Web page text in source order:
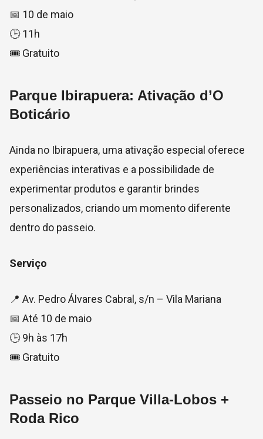
📅 10 de maio
🕒 11h
🎟️ Gratuito
Parque Ibirapuera: Ativação d’O
Boticário
Ainda no Ibirapuera, uma ativação especial oferece
experiências interativas e a possibilidade de
experimentar produtos e garantir brindes
personalizados, criando um momento diferente
dentro do passeio.
Serviço
📍 Av. Pedro Álvares Cabral, s/n – Vila Mariana
📅 Até 10 de maio
🕒 9h às 17h
🎟️ Gratuito
Passeio no Parque Villa-Lobos +
Roda Rico